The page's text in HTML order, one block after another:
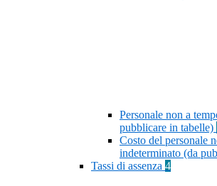
Personale non a
pubblicare in tabelle)
Costo del personale
indeterminato (da
Tassi di assenza 4